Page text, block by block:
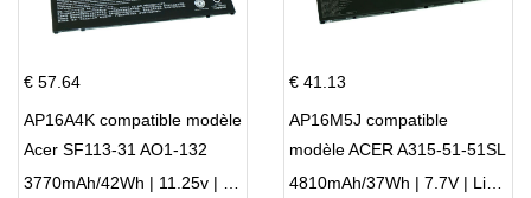
€ 57.64
AP16A4K compatible modèle
Acer SF113-31 AO1-132
NE132
3770mAh/42Wh | 11.25v | Li-ion ...
€ 41.13
AP16M5J compatible
modèle ACER A315-51-51SL
N17Q1 SERIES
4810mAh/37Wh | 7.7V | Li-ion ...